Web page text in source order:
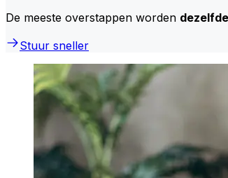
De meeste overstappen worden
Stuur sneller